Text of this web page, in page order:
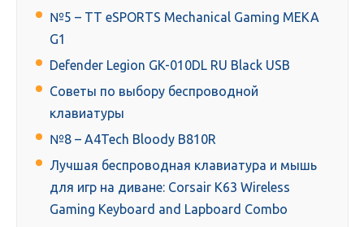
№5 – TT eSPORTS Mechanical Gaming MEKA
G1
Defender Legion GK-010DL RU Black USB
Советы по выбору беспроводной
клавиатуры
№8 – A4Tech Bloody B810R
Лучшая беспроводная клавиатура и мышь
для игр на диване: Corsair K63 Wireless
Gaming Keyboard and Lapboard Combo